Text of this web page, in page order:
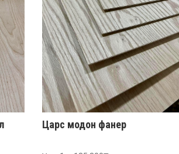
Царс модон фанер